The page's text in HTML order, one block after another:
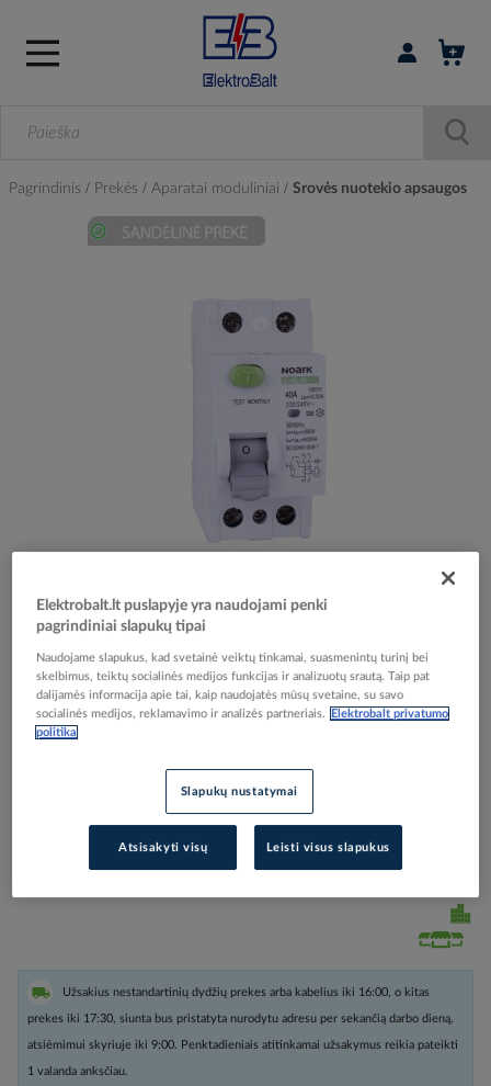
Prisijungti /
Pagrindinis Prekės Aparatai moduliniai Srovės nuotekio apsaugos
Skip
beginning
the
images
Reali prekė gali skirtis nuo pavaizduotos nuotraukoje
Ex9L-N 2P 25A 30mA - NOARK
Elektrobalt prekės kodas
Gamintojo prekės kodas
Prisijunkite, norėdami pamatyti kainas
Įtraukti į palyginimą
Užsakius nestandartinių dydžių prekes arba kabelius iki 16:00, o kitas
prekes iki 17:30, siunta bus pristatyta nurodytu adresu per sekančią darbo dieną,
atsiėmimui skyriuje iki 9:00. Penktadieniais atitinkamai užsakymus reikia pateikti
1 valanda anksčiau.
Elektrobalt.lt puslapyje yra naudojami penki
pagrindiniai slapukų tipai
Naudojame slapukus, kad svetainė veiktų tinkamai, suasmenintų turinį bei
skelbimus, teiktų socialinės medijos funkcijas ir analizuotų srautą. Taip pat
dalijamės informacija apie tai, kaip naudojatės mūsų svetaine, su savo
socialinės medijos, reklamavimo ir analizės partneriais.
Elektrobalt privatumo
politika
Slapukų nustatymai
Atsisakyti visų Leisti visus slapukus